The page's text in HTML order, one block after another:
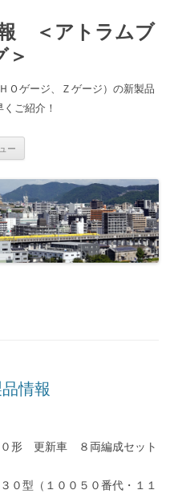
＜アトラムブ
＞
Ｏゲージ、Ｚゲージ）の新製品
ご紹介！
ー
ン
ツ
へ
ス
キ
ッ
プ
情報
０形 更新車 ８両編成セット
０型（１００５０番代・１１